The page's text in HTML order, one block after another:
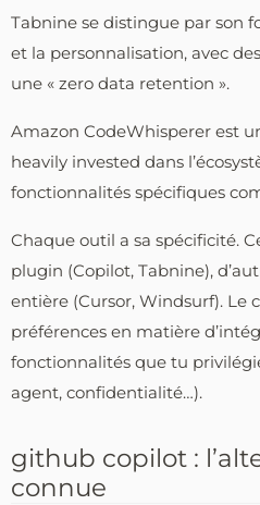
Tabnine se distingue par son
et la personnalisation, avec
une « zero data retention ».
Amazon CodeWhisperer est
heavily invested dans
fonctionnalités spécifiques
Chaque outil a sa spécificité.
plugin (Copilot, Tabnine),
entière (Cursor, Windsurf). Le
préférences en matière
fonctionnalités que tu
agent, confidentialité…).
github copilot :
connue